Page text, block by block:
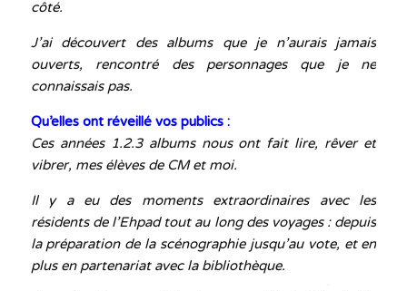
côté.
J’ai découvert des albums que je n’aurais jamais
ouverts, rencontré des personnages que je ne
connaissais pas.
Qu’elles ont réveillé vos publics :
Ces années 1.2.3 albums nous ont fait lire, rêver et
vibrer, mes élèves de CM et moi.
Il y a eu des moments extraordinaires avec les
résidents de l’Ehpad tout au long des voyages : depuis
la préparation de la scénographie jusqu’au vote, et en
plus en partenariat avec la bibliothèque.